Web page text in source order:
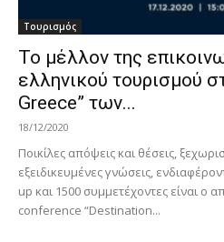
Τουρισμός
Το μέλλον της
ελληνικού τουρισμού
Greece” των...
18/12/2020
Ποικίλες απόψεις και θέσεις,
εξειδικευμένες γνώσεις,
up και 1500 συμμετέχοντες είναι ο
conference “Destination...